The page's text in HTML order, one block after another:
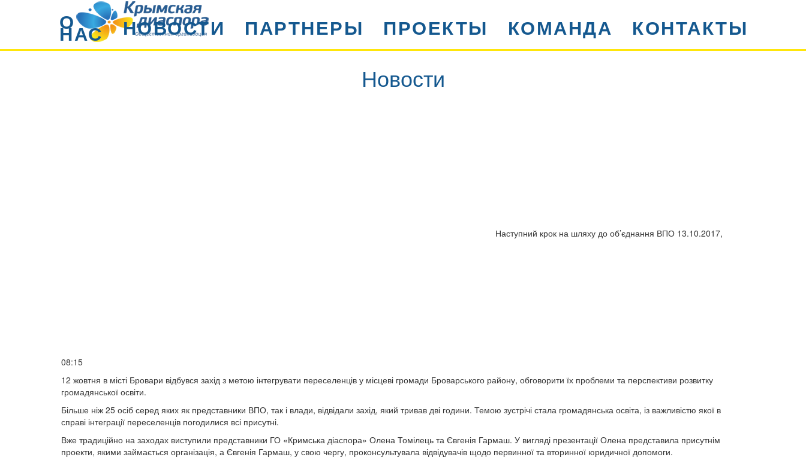
О
НАС НОВОСТИ ПАРТНЕРЫ ПРОЕКТЫ КОМАНДА КОНТАКТЫ
Новости
Наступний крок на шляху до об’єднання ВПО 13.10.2017,
08:15
12 жовтня в місті Бровари відбувся захід з метою інтегрувати переселенців у місцеві громади Броварського району, обговорити їх проблеми та перспективи розвитку
громадянської освіти.
Більше ніж 25 осіб серед яких як представники ВПО, так і влади, відвідали захід, який тривав дві години. Темою зустрічі стала громадянська освіта, із важливістю якої в
справі інтеграції переселенців погодилися всі присутні.
Вже традиційно на заходах виступили представники ГО «Кримська діаспора» Олена Томілець та Євгенія Гармаш. У вигляді презентації Олена представила присутнім
проекти, якими займається організація, а Євгенія Гармаш, у свою чергу, проконсультувала відвідувачів щодо первинної та вторинної юридичної допомоги.